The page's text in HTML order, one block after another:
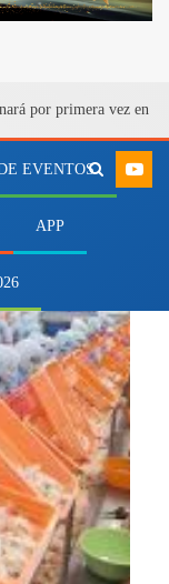
por primera vez en
EVENTOS
APP